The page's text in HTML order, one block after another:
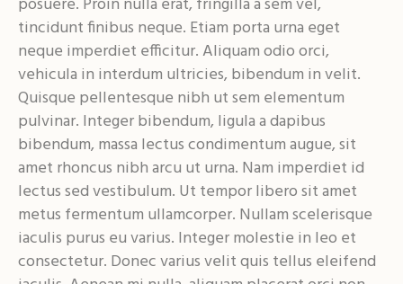
posuere. Proin nulla erat, fringilla a sem vel,
tincidunt finibus neque. Etiam porta urna eget
neque imperdiet efficitur. Aliquam odio orci,
vehicula in interdum ultricies, bibendum in velit.
Quisque pellentesque nibh ut sem elementum
pulvinar. Integer bibendum, ligula a dapibus
bibendum, massa lectus condimentum augue, sit
amet rhoncus nibh arcu ut urna. Nam imperdiet id
lectus sed vestibulum. Ut tempor libero sit amet
metus fermentum ullamcorper. Nullam scelerisque
iaculis purus eu varius. Integer molestie in leo et
consectetur. Donec varius velit quis tellus eleifend